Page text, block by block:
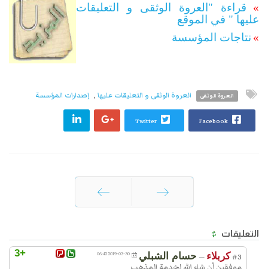
»
قراءة "العروة الوثقى و التعليقات
عليها " في الموقع
» نتاجات المؤسسة
العروة الوثقى العروة الوثقى و التعليقات عليها, إصدارات المؤسسة
التعليقات
+3 #3كربلاء — حسام الشبلي 2019-03-30 06:42